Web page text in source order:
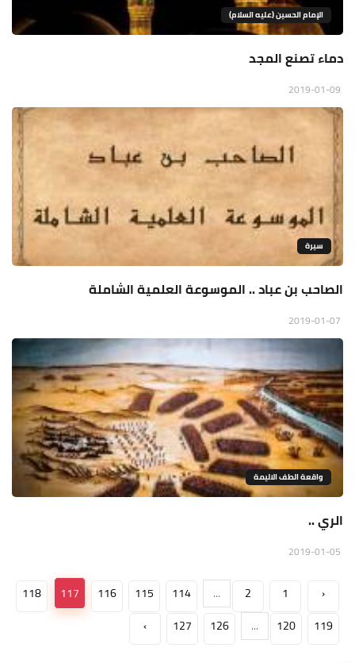
الإمام الحسين (عليه السلام)
دماء تصنع المجد
سيرة
الصاحب بن عباد .. الموسوعة العلمية الشاملة
واقعة الطف الاليمة
الري ..
‹
1
2
...
114
115
116
117
118
119
120
...
126
127
›